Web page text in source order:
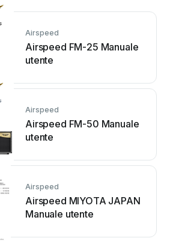
Airspeed
Airspeed FM-25 Manuale
utente
Airspeed
Airspeed FM-50 Manuale
utente
Airspeed
Airspeed MIYOTA JAPAN
Manuale utente